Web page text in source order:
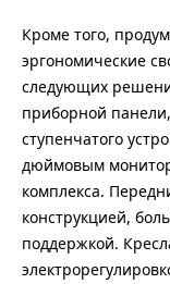
Кроме того,
эргономические
следующих
приборной
ступенчатого
дюймовым
комплекса.
конструкцией,
поддержкой.